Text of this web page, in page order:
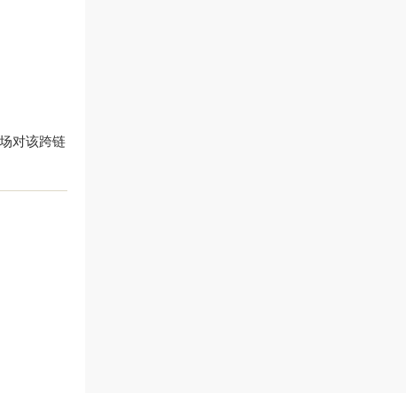
对该跨链